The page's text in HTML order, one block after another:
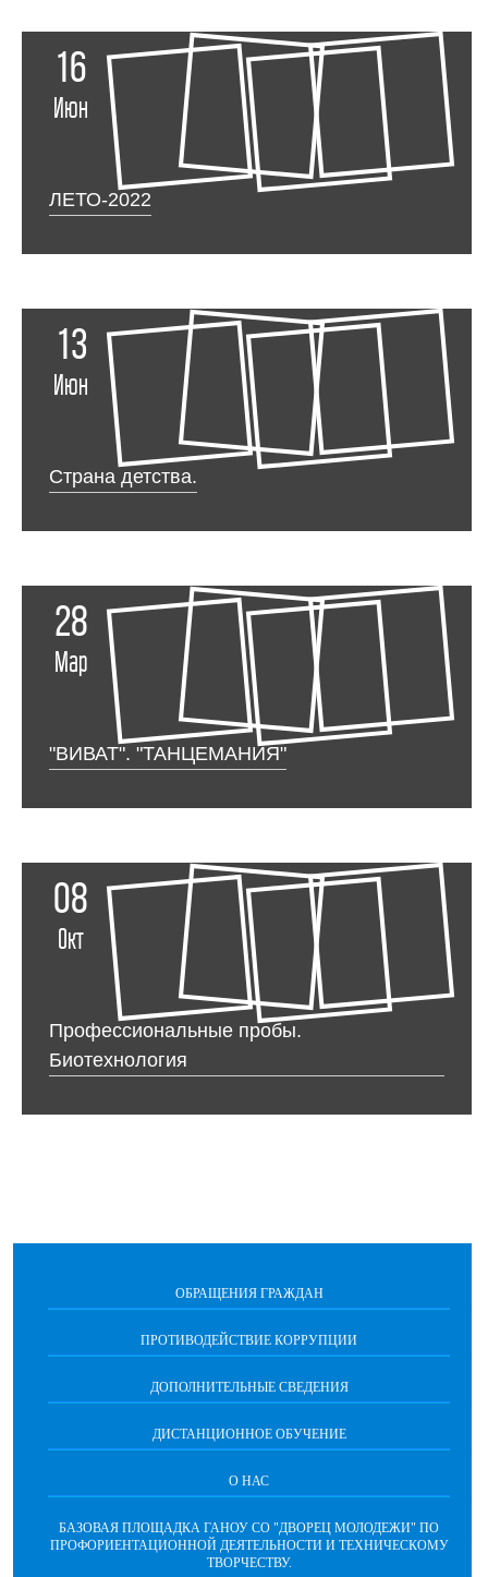
16
Июн
ЛЕТО-2022
13
Июн
Страна детства.
28
Мар
"ВИВАТ". "ТАНЦЕМАНИЯ"
08
Окт
Профессиональные пробы.
Биотехнология
ОБРАЩЕНИЯ ГРАЖДАН
ПРОТИВОДЕЙСТВИЕ КОРРУПЦИИ
ДОПОЛНИТЕЛЬНЫЕ СВЕДЕНИЯ
ДИСТАНЦИОННОЕ ОБУЧЕНИЕ
О НАС
БАЗОВАЯ ПЛОЩАДКА ГАНОУ СО "ДВОРЕЦ МОЛОДЕЖИ" ПО
ПРОФОРИЕНТАЦИОННОЙ ДЕЯТЕЛЬНОСТИ И ТЕХНИЧЕСКОМУ
ТВОРЧЕСТВУ.